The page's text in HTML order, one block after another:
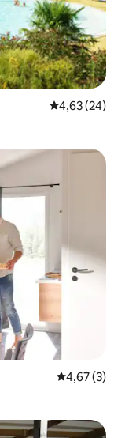
Évaluation
4,63 (24)
Évaluation
4,67 (3)